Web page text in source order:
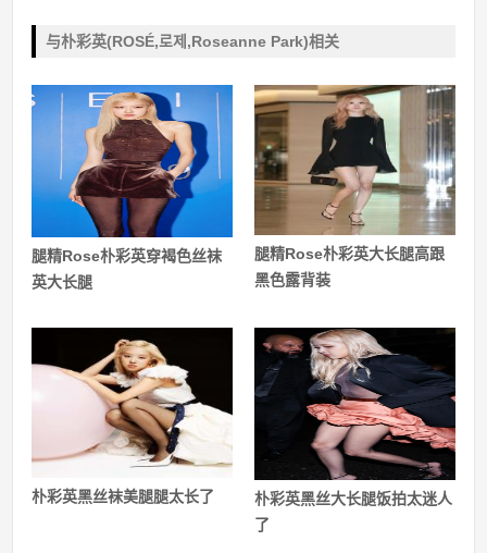
与朴彩英(ROSÉ,로제,Roseanne Park)相关
腿精Rose朴彩英穿褐色丝袜
英大长腿
腿精Rose朴彩英大长腿高跟
黑色露背装
朴彩英黑丝袜美腿腿太长了
朴彩英黑丝大长腿饭拍太迷人
了